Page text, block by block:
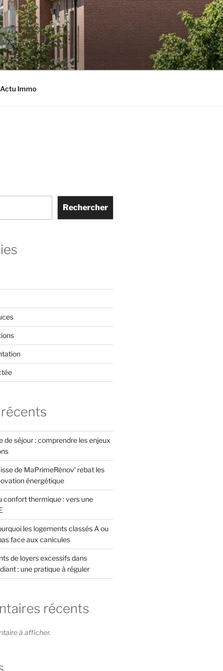
Actu Immo
Rechercher
de séjour : comprendre les enjeux
de MaPrimeRénov’ rebat les
énergétique
confort thermique : vers une
les logements classés A ou
face aux canicules
de loyers excessifs dans
: une pratique à réguler
récents
à afficher.